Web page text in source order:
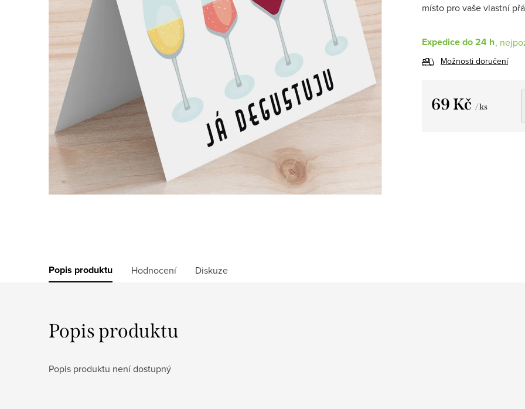
místo pro vaše vlastní
Expedice do 24 h
Možnosti doručení
69 Kč / ks
Popis produktu Hodnocení Diskuze
Popis produktu
Popis produktu není dostupný